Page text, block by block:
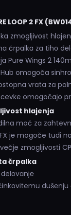
LOOP 2 FX
zmogljivost
črpalka za tiho
Pure Wings 2
Hub omogoča
vrata za
cevke omogočajo
hlajenja
moč za
FX je mogoče tudi
zmogljivosti
črpalka
dušenju